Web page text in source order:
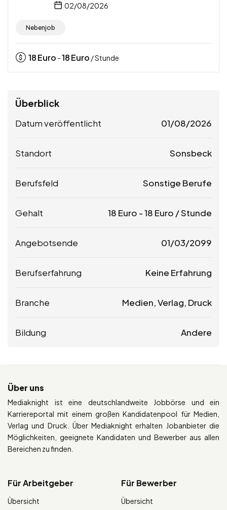
02/08/2026
Nebenjob
18Euro -18Euro / Stunde
Überblick
Datum veröffentlicht 01/08/2026
Standort Sonsbeck
Berufsfeld Sonstige Berufe
Gehalt 18 Euro -18 Euro / Stunde
Angebotsende 01/03/2099
Berufserfahrung Keine Erfahrung
Branche Medien, Verlag, Druck
Bildung Andere
Über uns
Mediaknight ist eine deutschlandweite Jobbörse und ein
Karriereportal mit einem großen Kandidatenpool für Medien,
Verlag und Druck. Über Mediaknight erhalten Jobanbieter die
Möglichkeiten, geeignete Kandidaten und Bewerber aus allen
Bereichen zu finden.
Für Arbeitgeber
Übersicht
Für Bewerber
Übersicht